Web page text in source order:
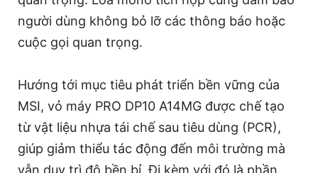
người dùng không bỏ lỡ các thông báo hoặc
cuộc gọi quan trọng.
Hướng tới mục tiêu phát triển bền vững của
MSI, vỏ máy PRO DP10 A14MG được chế tạo
từ vật liệu nhựa tái chế sau tiêu dùng (PCR),
giúp giảm thiểu tác động đến môi trường mà
vẫn duy trì độ bền bỉ. Đi kèm với đó là phần